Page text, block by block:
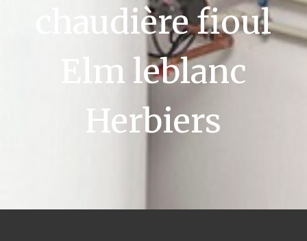
chaudière fioul
Elm leblanc
Herbiers